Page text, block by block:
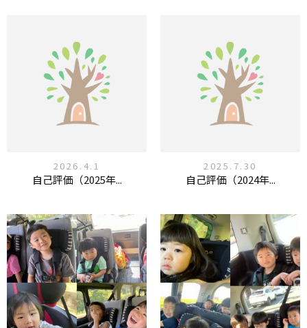
2026.4.1
自己評価（2025年...
2025.7.30
自己評価（2024年...